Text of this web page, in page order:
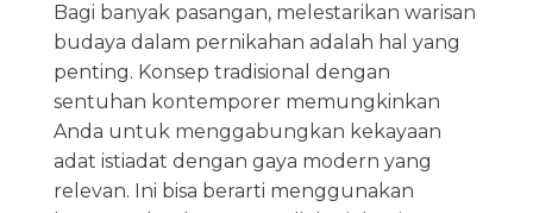
Bagi banyak pasangan, melestarikan warisan
budaya dalam pernikahan adalah hal yang
penting. Konsep tradisional dengan
sentuhan kontemporer memungkinkan
Anda untuk menggabungkan kekayaan
adat istiadat dengan gaya modern yang
relevan. Ini bisa berarti menggunakan